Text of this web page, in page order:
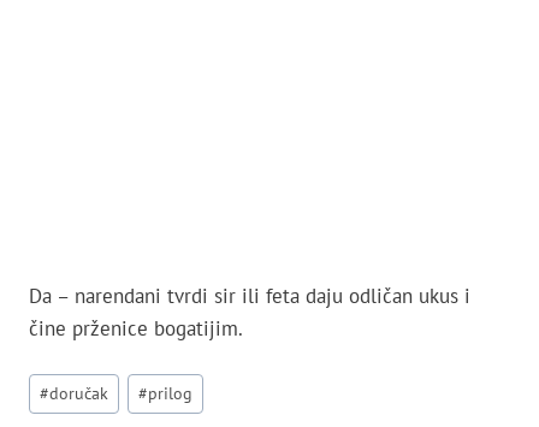
Da – narendani tvrdi sir ili feta daju odličan ukus i
čine prženice bogatijim.
Post
Tags:
#doručak #prilog